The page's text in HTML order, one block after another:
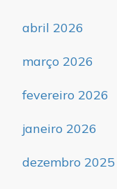
abril 2026
março 2026
fevereiro 2026
janeiro 2026
dezembro 2025